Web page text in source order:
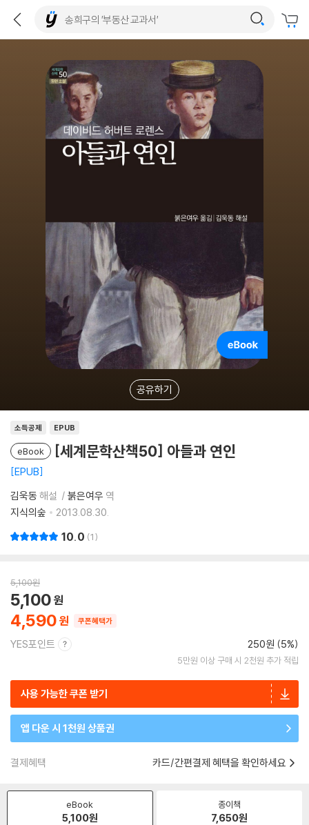
공유하기
소득공제 EPUB
eBook [세계문학산책50] 아들과 연인
EPUB
김욱동 해설 붉은여우 역
지식의숲
2013.08.30.
10.0 1
5,100원
4,590
5,100
쿠폰혜택가
YES포인트 250원 (5%)
5만원 이상 구매 시 2천원 추가 적립
사용 가능한 쿠폰 받기
앱 다운 시 1천원 상품권
결제혜택 카드/간편결제 혜택을 확인하세요
eBook
5,100원
종이책
7,650원